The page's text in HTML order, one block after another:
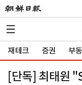
재테크 증권 부
[단독] 최태원